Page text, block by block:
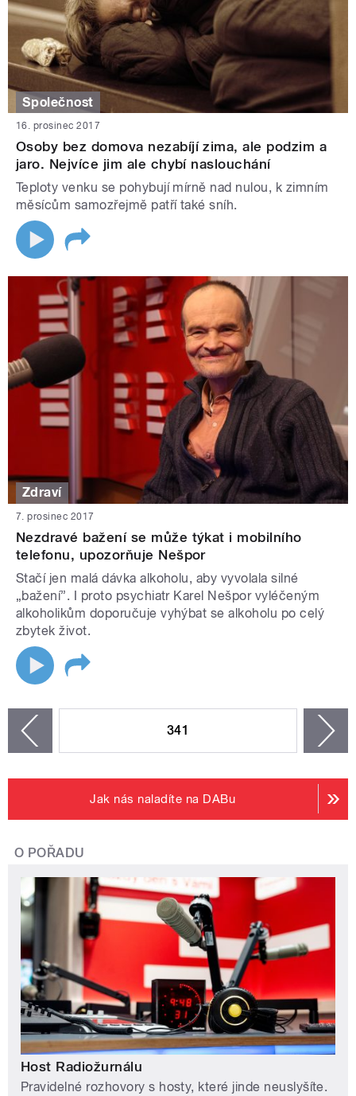
Společnost
16. prosinec 2017
Osoby bez domova nezabíjí zima, ale podzim a
jaro. Nejvíce jim ale chybí naslouchání
Teploty venku se pohybují mírně nad nulou, k zimním
měsícům samozřejmě patří také sníh.
Zdraví
7. prosinec 2017
Nezdravé bažení se může týkat i mobilního
telefonu, upozorňuje Nešpor
Stačí jen malá dávka alkoholu, aby vyvolala silné
„bažení”. I proto psychiatr Karel Nešpor vyléčeným
alkoholikům doporučuje vyhýbat se alkoholu po celý
zbytek život.
341
Jak nás naladíte na DABu
O POŘADU
Host Radiožurnálu
Pravidelné rozhovory s hosty, které jinde neuslyšíte.